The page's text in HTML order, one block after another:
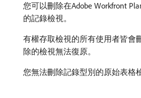
您可以刪除在Adobe Workfront
的記錄檢視。
有權存取檢視的所有使用者皆會
除的檢視無法復原。
您無法刪除記錄型別的原始表格